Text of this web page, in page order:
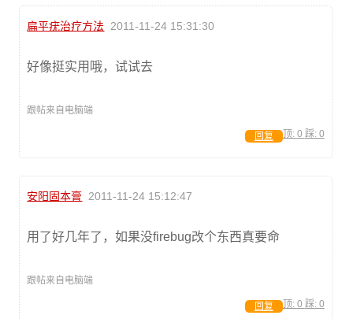
扁平疣治疗方法 2011-11-24 15:31:30
好像挺实用哦，试试去
跟帖来自电脑端
顶: 0 踩: 0
回复
安阳固本膏 2011-11-24 15:12:47
用了好几年了，如果没firebug改个东西真要命
跟帖来自电脑端
顶: 0 踩: 0
回复